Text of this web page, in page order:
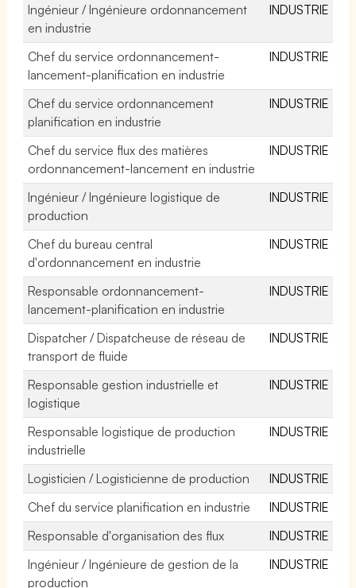
Ingénieur / Ingénieure ordonnancement
en industrie
INDUSTRIE
Chef du service ordonnancement-
lancement-planification en industrie
INDUSTRIE
Chef du service ordonnancement
planification en industrie
INDUSTRIE
Chef du service flux des matières
ordonnancement-lancement en industrie
INDUSTRIE
Ingénieur / Ingénieure logistique de
production
INDUSTRIE
Chef du bureau central
d'ordonnancement en industrie
INDUSTRIE
Responsable ordonnancement-
lancement-planification en industrie
INDUSTRIE
Dispatcher / Dispatcheuse de réseau de
transport de fluide
INDUSTRIE
Responsable gestion industrielle et
logistique
INDUSTRIE
Responsable logistique de production
industrielle
INDUSTRIE
Logisticien / Logisticienne de production
INDUSTRIE
Chef du service planification en industrie
INDUSTRIE
Responsable d'organisation des flux
INDUSTRIE
Ingénieur / Ingénieure de gestion de la
production
INDUSTRIE